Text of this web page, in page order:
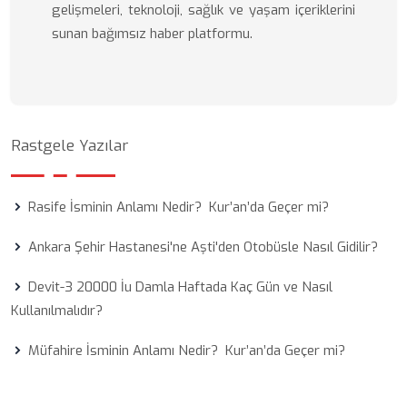
gelişmeleri, teknoloji, sağlık ve yaşam içeriklerini
sunan bağımsız haber platformu.
Rastgele Yazılar
Rasife İsminin Anlamı Nedir? Kur’an’da Geçer mi?
Ankara Şehir Hastanesi'ne Aşti'den Otobüsle Nasıl Gidilir?
Devit-3 20000 İu Damla Haftada Kaç Gün ve Nasıl
Kullanılmalıdır?
Müfahire İsminin Anlamı Nedir? Kur’an’da Geçer mi?